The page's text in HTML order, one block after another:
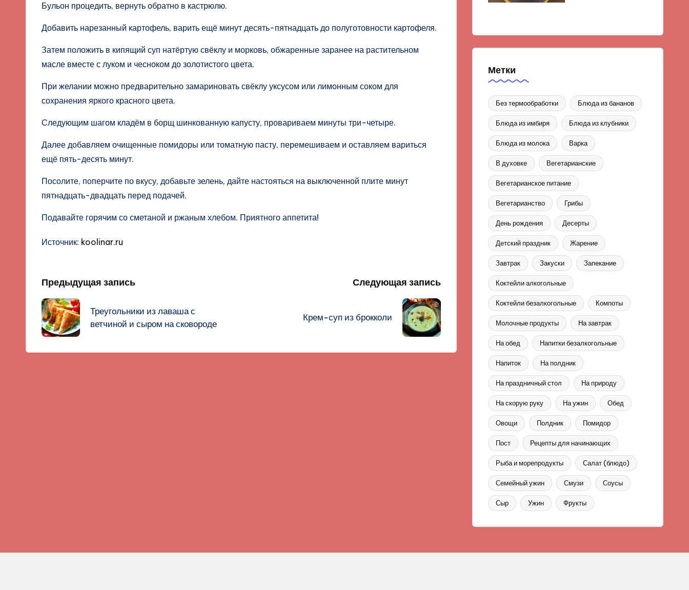
Бульон процедить, вернуть обратно в кастрюлю.
Добавить нарезанный картофель, варить ещё минут десять-пятнадцать до полуготовности картофеля.
Затем положить в кипящий суп натёртую свёклу и морковь, обжаренные заранее на растительном
масле вместе с луком и чесноком до золотистого цвета.
При желании можно предварительно замариновать свёклу уксусом или лимонным соком для
сохранения яркого красного цвета.
Следующим шагом кладём в борщ шинкованную капусту, провариваем минуты три-четыре.
Далее добавляем очищенные помидоры или томатную пасту, перемешиваем и оставляем вариться
ещё пять-десять минут.
Посолите, поперчите по вкусу, добавьте зелень, дайте настояться на выключенной плите минут
пятнадцать-двадцать перед подачей.
Подавайте горячим со сметаной и ржаным хлебом. Приятного аппетита!
Источник: koolinar.ru
Навигация
записи
Предыдущая запись
Треугольники из лаваша с
ветчиной и сыром на сковороде
Следующая запись
Крем-суп из брокколи
Метки
Без термообработки Блюда из бананов
Блюда из имбиря Блюда из клубники
Блюда из молока Варка
В духовке Вегетарианские
Вегетарианское питание
Вегетарианство Грибы
День рождения Десерты
Детский праздник Жарение
Завтрак Закуски Запекание
Коктейли алкогольные
Коктейли безалкогольные Компоты
Молочные продукты На завтрак
На обед Напитки безалкогольные
Напиток На полдник
На праздничный стол На природу
На скорую руку На ужин Обед
Овощи Полдник Помидор
Пост Рецепты для начинающих
Рыба и морепродукты Салат (блюдо)
Семейный ужин Смузи Соусы
Сыр Ужин Фрукты